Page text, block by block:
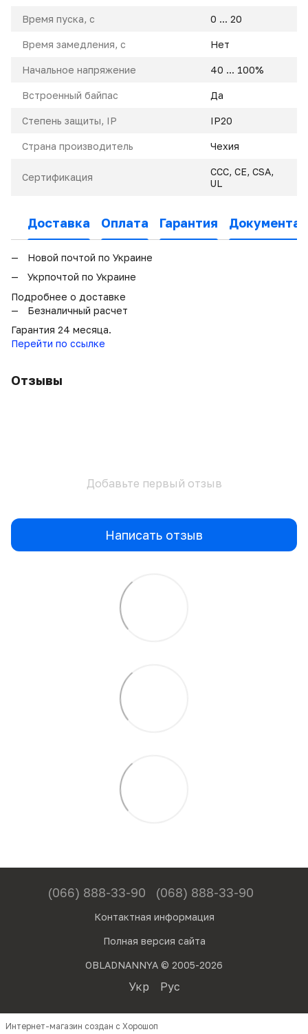
Время пуска, с 0 ... 20
Время замедления, с Нет
Начальное напряжение 40 ... 100%
Встроенный байпас Да
Степень защиты, IP IP20
Страна производитель Чехия
Сертификация
CCC, CE, CSA,
UL
Доставка Оплата Гарантия
Новой почтой по Украине
Укрпочтой по Украине
Подробнее о доставке
Безналичный расчет
Гарантия 24 месяца.
Перейти по ссылке
Отзывы
Добавьте первый отзыв
Написать отзыв
(066) 888-33-90 (068) 888-33-90
Контактная информация
Полная версия сайта
OBLADNANNYA © 2005-2026
Укр Рус
Интернет-магазин создан с Хорошоп